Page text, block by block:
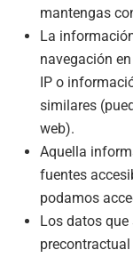
mantengas
La
navegación
IP o
similares
web).
Aquella
fuentes
podamos
Los datos